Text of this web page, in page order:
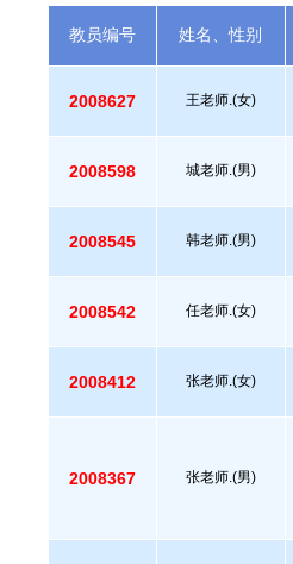
教员编号 姓名、性别
2008627 王老师.(女)
2008598 城老师.(男)
2008545 韩老师.(男)
2008542 任老师.(女)
2008412 张老师.(女)
2008367 张老师.(男)